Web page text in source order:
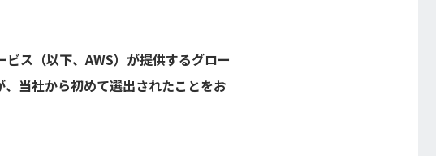
ス（以下、AWS）が提供するグロー
当社から初めて選出されたことをお